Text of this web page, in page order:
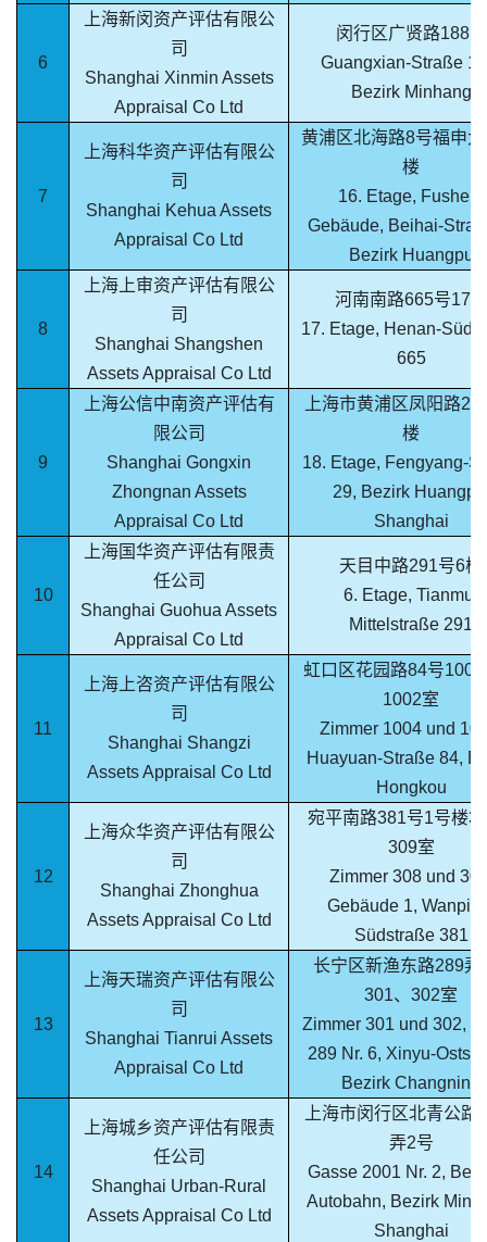
6
上海新闵资产评估有限公
司
Shanghai Xinmin Assets
Appraisal Co Ltd
闵行区广贤路188号
Guangxian-Straße
Bezirk Minhang
7
上海科华资产评估有限公
司
Shanghai Kehua Assets
Appraisal Co Ltd
黄浦区北海路8号福申
楼
16. Etage, Fushen-
Gebäude, Beihai-
Bezirk Huangpu
8
上海上审资产评估有限公
司
Shanghai Shangshen
Assets Appraisal Co Ltd
河南南路665号17楼
17. Etage, Henan-
665
9
上海公信中南资产评估有
限公司
Shanghai Gongxin
Zhongnan Assets
Appraisal Co Ltd
上海市黄浦区凤阳路29
楼
18. Etage, Fengyang-
29, Bezirk
Shanghai
10
上海国华资产评估有限责
任公司
Shanghai Guohua Assets
Appraisal Co Ltd
天目中路291号6楼
6. Etage, Tianmu-
Mittelstraße 291
11
上海上咨资产评估有限公
司
Shanghai Shangzi
Assets Appraisal Co Ltd
虹口区花园路84号
1002室
Zimmer 1004 und
Huayuan-Straße 84,
Hongkou
12
上海众华资产评估有限公
司
Shanghai Zhonghua
Assets Appraisal Co Ltd
宛平南路381号1号楼
309室
Zimmer 308 und
Gebäude 1,
Südstraße 381
13
上海天瑞资产评估有限公
司
Shanghai Tianrui Assets
Appraisal Co Ltd
长宁区新渔东路289弄
301、302室
Zimmer 301 und 302,
289 Nr. 6, Xinyu-
Bezirk Changning
14
上海城乡资产评估有限责
任公司
Shanghai Urban-Rural
Assets Appraisal Co Ltd
上海市闵行区北青公路
弄2号
Gasse 2001 Nr. 2,
Autobahn, Bezirk
Shanghai